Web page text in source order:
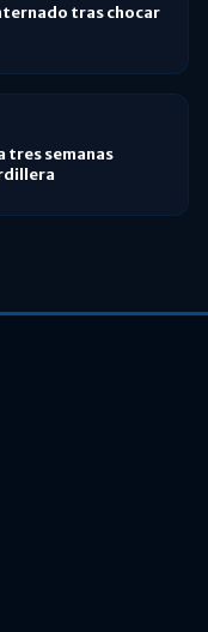
tras chocar
tres semanas